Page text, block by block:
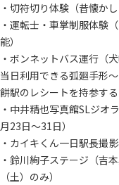
・切符切り体験（昔懐か
・運転士・車掌制服体験
能）
・ボンネットバス運行（
当日利用できる弧廻手形
餅駅のレシートを持参す
・中井精也写真館SLジオ
月23日～31日）
・カイキくん一日駅長撮
・鈴川絢子ステージ（吉
（土）のみ）